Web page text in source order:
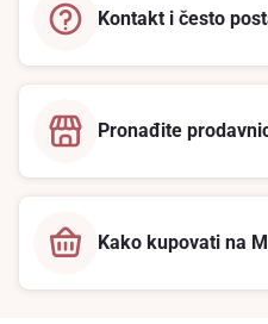
Kontakt i često
Pronađite
Kako kupovati na